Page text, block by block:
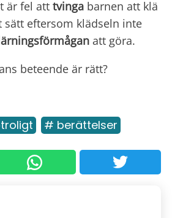
är fel att tvinga barnen att klä
sätt eftersom klädseln inte
att göra.
beteende är rätt?
# berättelser